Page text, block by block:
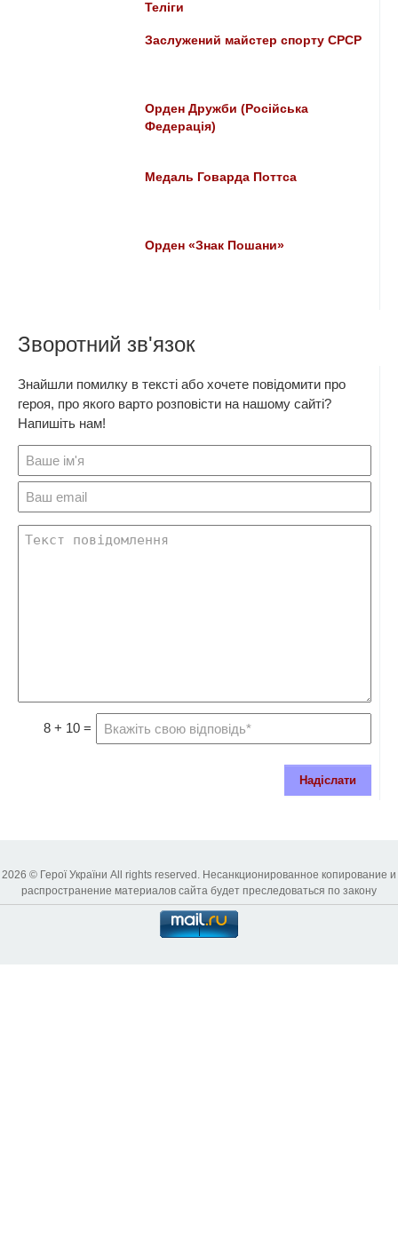
Теліги
Заслужений майстер спорту СРСР
Орден Дружби (Російська
Федерація)
Медаль Говарда Поттса
Орден «Знак Пошани»
Зворотний зв'язок
Знайшли помилку в тексті або хочете повідомити про
героя, про якого варто розповісти на нашому сайті?
Напишіть нам!
8 + 10 =
Надіслати
2026 © Герої України All rights reserved. Несанкционированное копирование и
распространение материалов сайта будет преследоваться по закону